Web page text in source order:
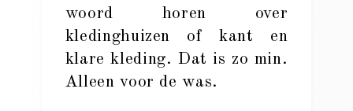
woord horen over
kledinghuizen of kant en
klare kleding. Dat is zo min.
Alleen voor de was.